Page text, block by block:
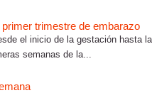
trimestre de embarazo
el inicio de la gestación hasta
semanas de la...